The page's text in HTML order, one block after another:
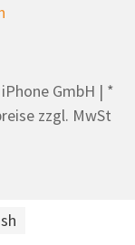
GmbH | *
zzgl. MwSt